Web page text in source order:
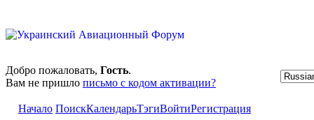
Добро пожаловать, Гость.
Вам не пришло письмо с кодом активации?
Начало ПоискКалендарьТэгиВойтиРегистрация